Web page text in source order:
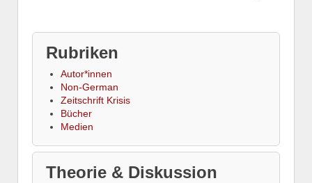
Rubriken
Autor*innen
Non-German
Zeitschrift Krisis
Bücher
Medien
Theorie & Diskussion